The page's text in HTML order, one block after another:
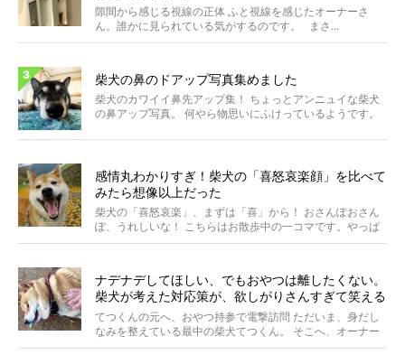
隙間から感じる視線の正体 ふと視線を感じたオーナーさ
ん。誰かに見られている気がするのです。 まさ...
柴犬の鼻のドアップ写真集めました
柴犬のカワイイ鼻先アップ集！ ちょっとアンニュイな柴犬
の鼻アップ写真。 何やら物思いにふけっているようです。
感情丸わかりすぎ！柴犬の「喜怒哀楽顔」を比べて
みたら想像以上だった
柴犬の「喜怒哀楽」、まずは「喜」から！ おさんぽおさん
ぽ、うれしいな！ こちらはお散歩中の一コマです。やっぱ
り...
ナデナデしてほしい、でもおやつは離したくない。
柴犬が考えた対応策が、欲しがりさんすぎて笑える
【動画】
てつくんの元へ、おやつ持参で電撃訪問 ただいま、身だし
なみを整えている最中の柴犬てつくん。 そこへ、オーナー
さ...